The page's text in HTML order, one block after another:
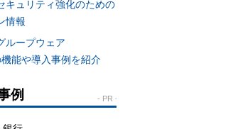
キュリティ強化のための
情報
ループウェア
機能や導入事例を紹介